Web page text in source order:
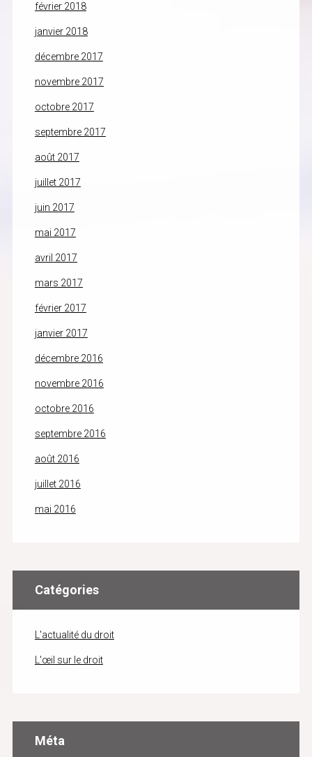
février 2018
janvier 2018
décembre 2017
novembre 2017
octobre 2017
septembre 2017
août 2017
juillet 2017
juin 2017
mai 2017
avril 2017
mars 2017
février 2017
janvier 2017
décembre 2016
novembre 2016
octobre 2016
septembre 2016
août 2016
juillet 2016
mai 2016
Catégories
L'actualité du droit
L'œil sur le droit
Méta